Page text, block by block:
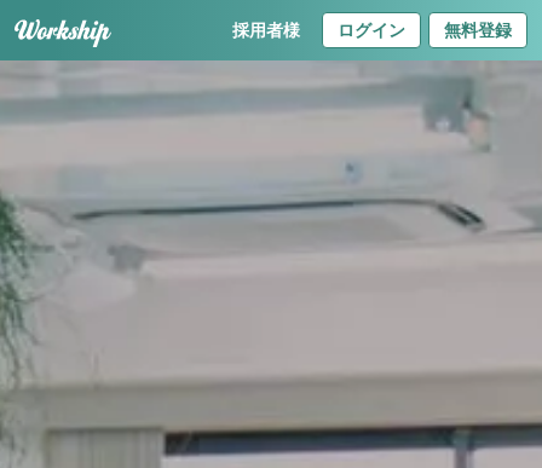
採用者様 ログイン 無料登録